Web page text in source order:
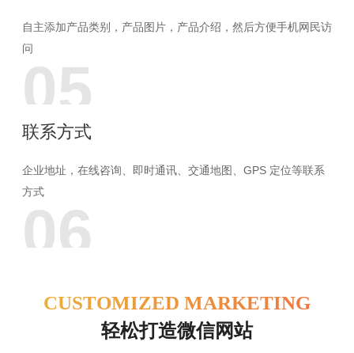
05
自主添加产品类别，产品图片，产品介绍，然后方便手机网民访
问
06
联系方式
企业地址，在线咨询、即时通讯、交通地图、GPS 定位等联系
方式
CUSTOMIZED MARKETING
轻松打造微信网站